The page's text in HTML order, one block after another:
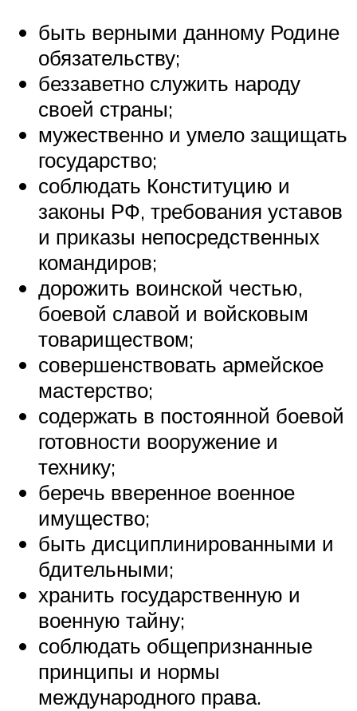
быть верными данному Родине
обязательству;
беззаветно служить народу
своей страны;
мужественно и умело защищать
государство;
соблюдать Конституцию и
законы РФ, требования уставов
и приказы непосредственных
командиров;
дорожить воинской честью,
боевой славой и войсковым
товариществом;
совершенствовать армейское
мастерство;
содержать в постоянной боевой
готовности вооружение и
технику;
беречь вверенное военное
имущество;
быть дисциплинированными и
бдительными;
хранить государственную и
военную тайну;
соблюдать общепризнанные
принципы и нормы
международного права.